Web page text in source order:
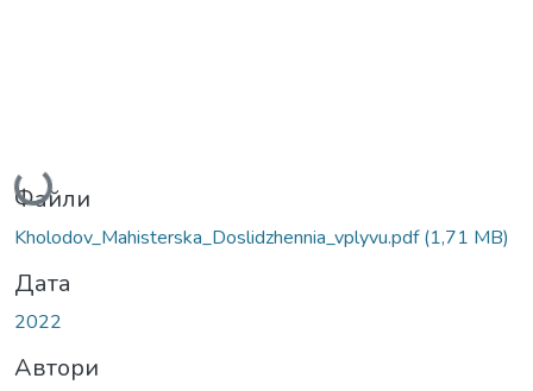
Вантажиться...
Файли
Kholodov_Мahisterska_Doslidzhennia_vplyvu.pdf(1,71 MB)
Дата
2022
Автори